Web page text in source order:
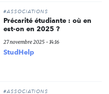
#ASSOCIATIONS
Précarité étudiante : où en
est-on en 2025 ?
27 novembre 2025 - 14:16
StudHelp
#ASSOCIATIONS